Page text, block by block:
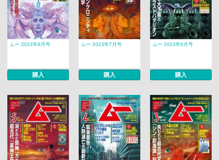
ムー 2023年8月号
購入
ムー 2023年7月号
購入
ムー 2023年6月号
購入